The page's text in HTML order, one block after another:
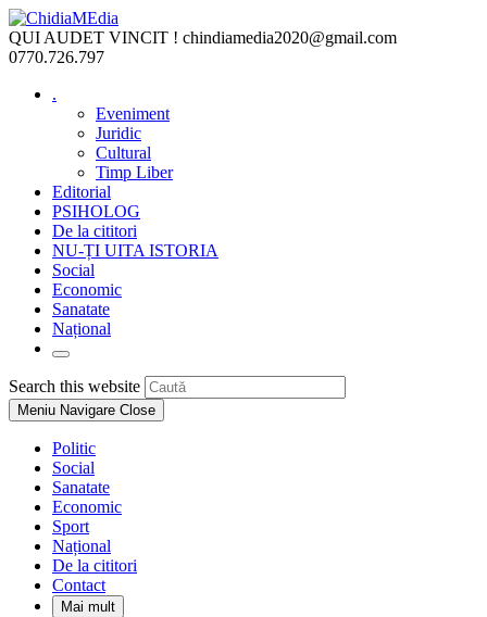
Skip
to
content
QUI AUDET VINCIT ! chindiamedia2020@gmail.com
0770.726.797
.
Eveniment
Juridic
Cultural
Timp Liber
Editorial
PSIHOLOG
De la cititori
NU-ȚI UITA ISTORIA
Social
Economic
Sanatate
Național
Toggle
website
search
Search this website
Escape
Meniu Navigare Close
Politic
Social
Sanatate
Economic
Sport
Național
De la cititori
Contact
Mai mult